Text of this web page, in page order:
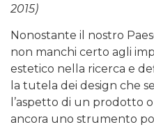
2015)
Nonostante il nostro
non manchi certo agli
estetico nella ricerca e
la tutela dei design che
l’aspetto di un prodotto
ancora uno strumento